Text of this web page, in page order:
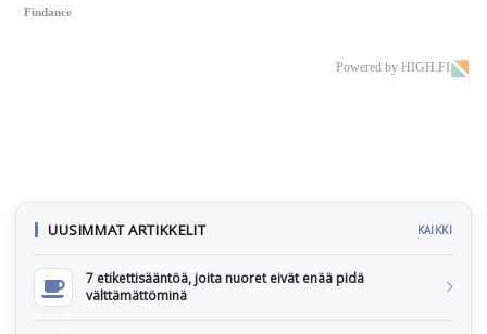
Findance
Powered by HIGH.FI
UUSIMMAT ARTIKKELIT KAIKKI
7 etikettisääntöä, joita nuoret eivät enää pidä
välttämättöminä